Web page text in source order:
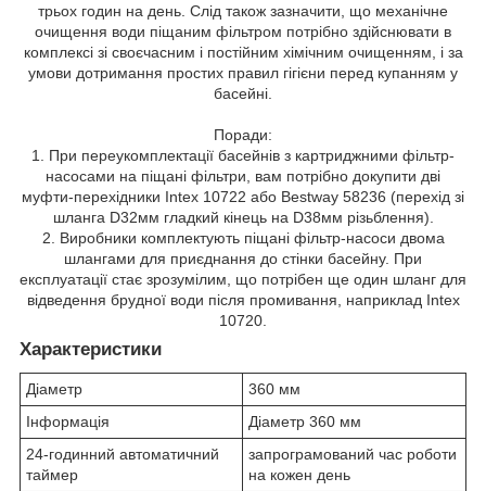
трьох годин на день. Слід також зазначити, що механічне
очищення води піщаним фільтром потрібно здійснювати в
комплексі зі своєчасним і постійним хімічним очищенням, і за
умови дотримання простих правил гігієни перед купанням у
басейні.
Поради:
1. При переукомплектації басейнів з картриджними фільтр-
насосами на піщані фільтри, вам потрібно докупити дві
муфти-перехідники Intex 10722 або Bestway 58236 (перехід зі
шланга D32мм гладкий кінець на D38мм різьблення).
2. Виробники комплектують піщані фільтр-насоси двома
шлангами для приєднання до стінки басейну. При
експлуатації стає зрозумілим, що потрібен ще один шланг для
відведення брудної води після промивання, наприклад Intex
10720.
Характеристики
Діаметр
360 мм
Інформація
Діаметр 360 мм
24-годинний автоматичний
таймер
запрограмований час роботи
на кожен день